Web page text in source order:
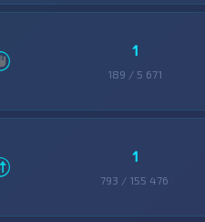
1
189 / 5 671
1
793 / 155 476